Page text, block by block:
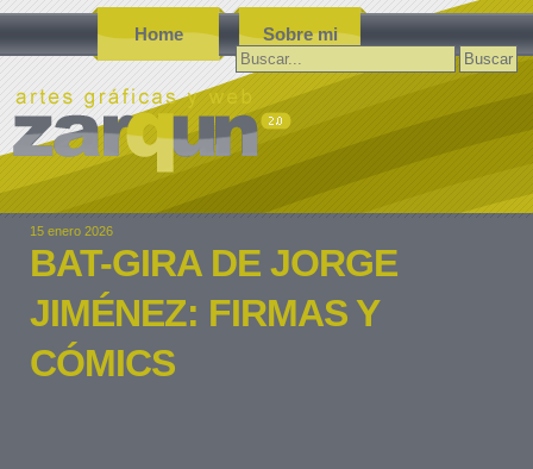
Home Sobre mi
Buscar:
15 enero 2026
BAT-GIRA DE JORGE
JIMÉNEZ: FIRMAS Y
CÓMICS